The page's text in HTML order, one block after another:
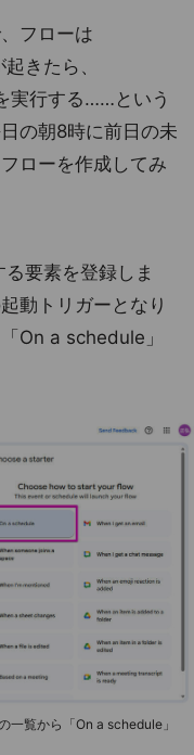
フローは
きたら、
実行する……という
の朝8時に前日の未
ローを作成してみ
要素を登録しま
動トリガーとなり
On a schedule」
一覧から「On a schedule」